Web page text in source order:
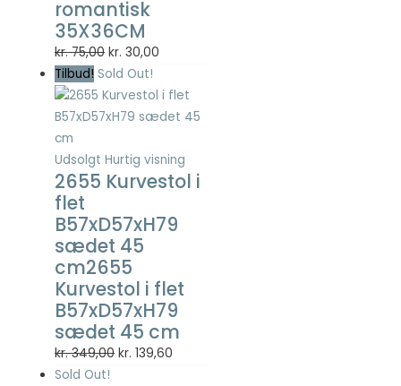
romantisk
35X36CM
kr.75,00 Den
oprindelige
pris
var:
kr. 30,00
pris
er:
Tilbud! Sold Out!
Udsolgt Hurtig visning
2655 Kurvestol i
flet
B57xD57xH79
sædet 45
cm2655
Kurvestol i flet
B57xD57xH79
sædet 45 cm
kr.349,00 Den
kr. 139,60
Sold Out!
funktioner
såsom side-
navigation og
adgang til sikre
områder af
hjemmesiden.
Hjemmesiden
kan ikke fungere
ordentligt uden
disse cookies.
Statistisk
Statistisk
cookies
hjælper
webstedsejere
med at forstå,
hvordan de
besøgende
interagerer